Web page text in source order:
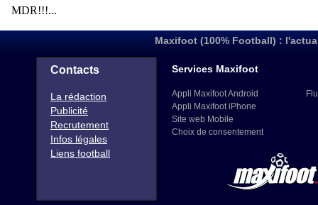
Maxifoot (100% Football) :
Contacts
La rédaction
Publicité
Recrutement
Infos légales
Liens football
Services Maxifoot
Appli Maxifoot Android
Appli Maxifoot iPhone
Site web Mobile
Choix de consentement